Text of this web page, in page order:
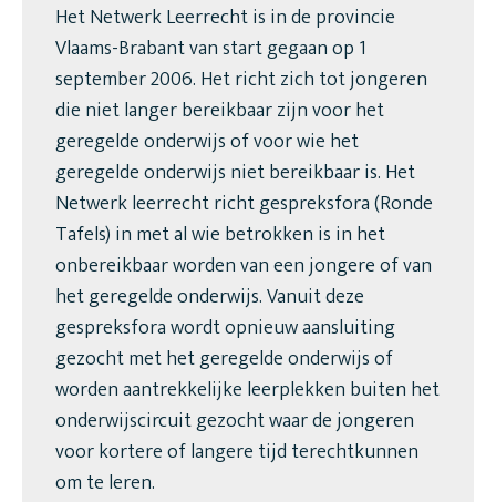
Het Netwerk Leerrecht is in de provincie
Vlaams-Brabant van start gegaan op 1
september 2006. Het richt zich tot jongeren
die niet langer bereikbaar zijn voor het
geregelde onderwijs of voor wie het
geregelde onderwijs niet bereikbaar is. Het
Netwerk leerrecht richt gespreksfora (Ronde
Tafels) in met al wie betrokken is in het
onbereikbaar worden van een jongere of van
het geregelde onderwijs. Vanuit deze
gespreksfora wordt opnieuw aansluiting
gezocht met het geregelde onderwijs of
worden aantrekkelijke leerplekken buiten het
onderwijscircuit gezocht waar de jongeren
voor kortere of langere tijd terechtkunnen
om te leren.